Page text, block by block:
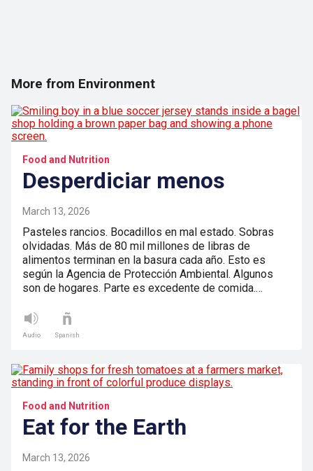
More from Environment
Food and Nutrition
Desperdiciar menos
March 13, 2026
Pasteles rancios. Bocadillos en mal estado. Sobras
olvidadas. Más de 80 mil millones de libras de
alimentos terminan en la basura cada año. Esto es
según la Agencia de Protección Ambiental. Algunos
son de hogares. Parte es excedente de comida.…
Audio Spanish
Food and Nutrition
Eat for the Earth
March 13, 2026